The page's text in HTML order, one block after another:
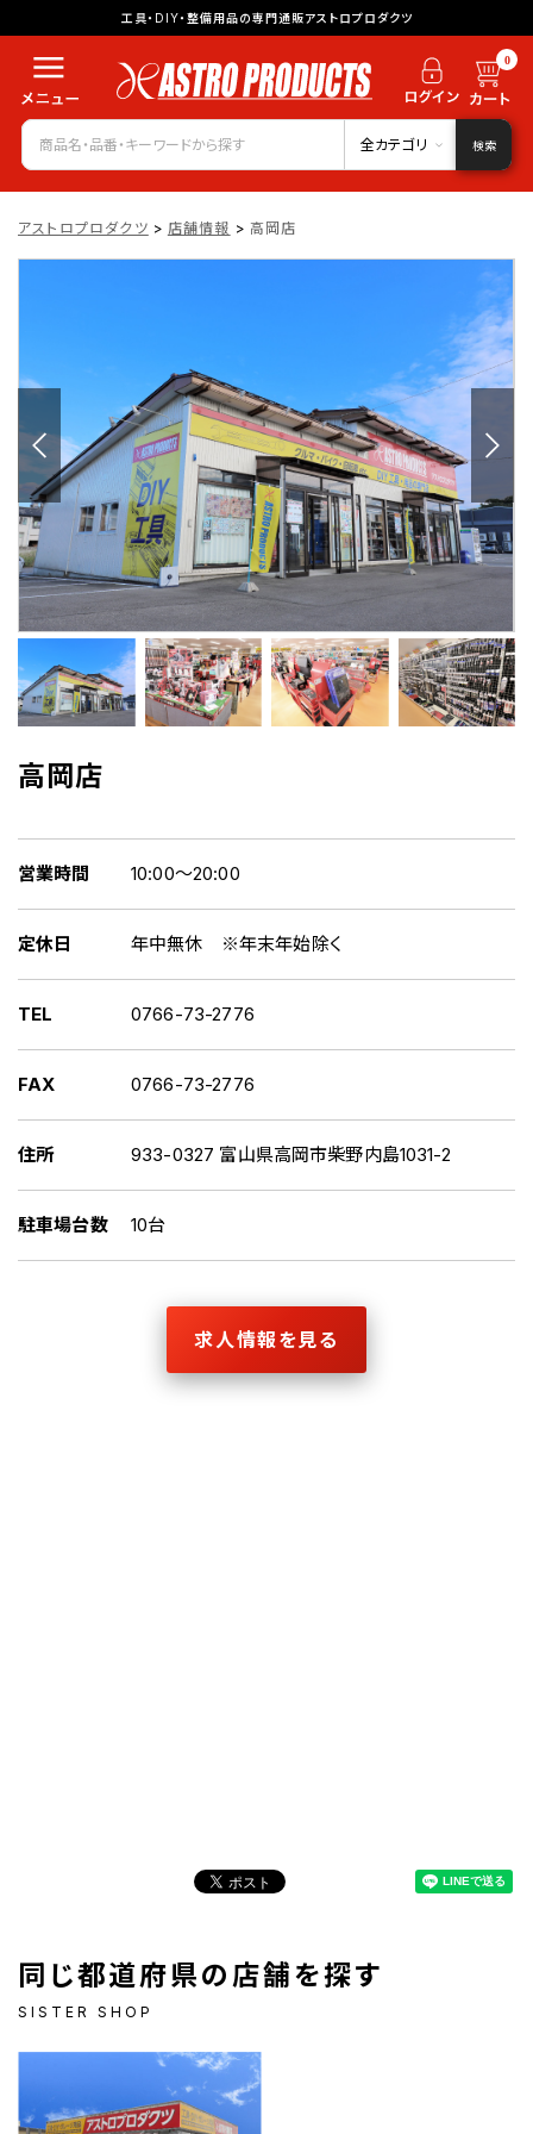
工具・DIY・整備用品の専門通販アストロプロダクツ
0
全カテゴリ 検索
アストロプロダクツ > 店舗情報 > 高岡店
高岡店
営業時間 10:00～20:00
定休日 年中無休 ※年末年始除く
TEL 0766-73-2776
FAX 0766-73-2776
住所 933-0327 富山県高岡市柴野内島1031-2
駐車場台数 10台
求人情報を見る
同じ都道府県の店舗を探す
SISTER SHOP